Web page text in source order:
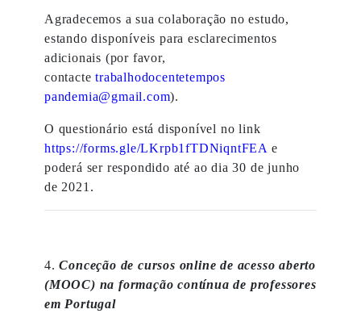
Agradecemos a sua colaboração no estudo,
estando disponíveis para esclarecimentos
adicionais (por favor,
contactetrabalhodocentetempos
pandemia@gmail.com).
O questionário está disponível no link
https://forms.gle/LKrpb1fTDNiqntFEA e
poderá ser respondido até ao dia 30 de junho
de 2021.
4.Conceção de cursos online de acesso aberto
(MOOC) na formação contínua de professores
em Portugal